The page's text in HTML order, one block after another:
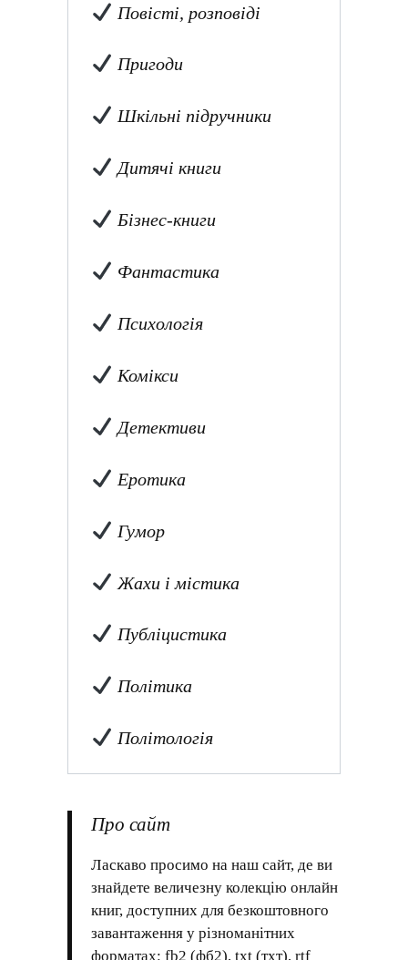
Повісті, розповіді
Пригоди
Шкільні підручники
Дитячі книги
Бізнес-книги
Фантастика
Психологія
Комікси
Детективи
Еротика
Гумор
Жахи і містика
Публіцистика
Політика
Політологія
Про сайт
Ласкаво просимо на наш сайт, де ви
знайдете величезну колекцію онлайн
книг, доступних для безкоштовного
завантаження у різноманітних
форматах: fb2 (фб2), txt (тхт), rtf